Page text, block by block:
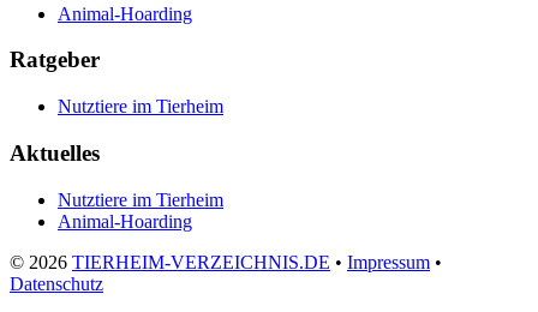
Animal-Hoarding
Ratgeber
Nutztiere im Tierheim
Aktuelles
Nutztiere im Tierheim
Animal-Hoarding
© 2026 TIERHEIM-VERZEICHNIS.DE • Impressum •
Datenschutz